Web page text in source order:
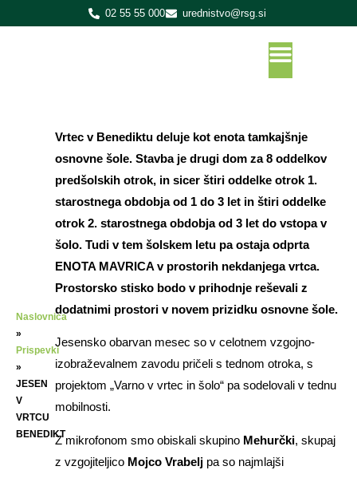
02 55 55 000 urednistvo@rsg.si
Naslovnica
»
Prispevki
»
JESEN
V
VRTCU
BENEDIKT
Vrtec v Benediktu deluje kot enota tamkajšnje
osnovne šole. Stavba je drugi dom za 8 oddelkov
predšolskih otrok, in sicer štiri oddelke otrok 1.
starostnega obdobja od 1 do 3 let in štiri oddelke
otrok 2. starostnega obdobja od 3 let do vstopa v
šolo. Tudi v tem šolskem letu pa ostaja odprta
ENOTA MAVRICA v prostorih nekdanjega vrtca.
Prostorsko stisko bodo v prihodnje reševali z
dodatnimi prostori v novem prizidku osnovne šole.
Jesensko obarvan mesec so v celotnem vzgojno-
izobraževalnem zavodu pričeli s tednom otroka, s
projektom „Varno v vrtec in šolo“ pa sodelovali v tednu
mobilnosti.
Z mikrofonom smo obiskali skupino Mehurčki, skupaj
z vzgojiteljico Mojco Vrabeljpa so najmlajši